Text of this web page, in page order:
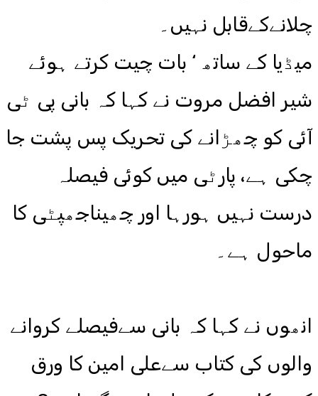
چلانےکےقابل نہیں۔
میڈیا کے ساتھ ‘ بات چیت کرتے ہوئے
شیر افضل مروت نے کہا کہ بانی پی ٹی
آئی کو چھڑانے کی تحریک پس پشت جا
چکی ہے، پارٹی میں کوئی فیصلہ
درست نہیں ہورہا اور چھیناجھپٹی کا
ماحول ہے۔
انھوں نے کہا کہ بانی سےفیصلے کروانے
والوں کی کتاب سےعلی امین کا ورق